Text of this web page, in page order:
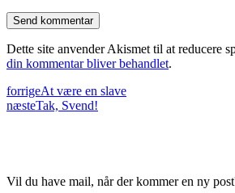
Dette site anvender Akismet til at reducere
din kommentar bliver behandlet.
forrigeAt være en slave
næsteTak, Svend!
Vil du have mail, når der kommer en ny